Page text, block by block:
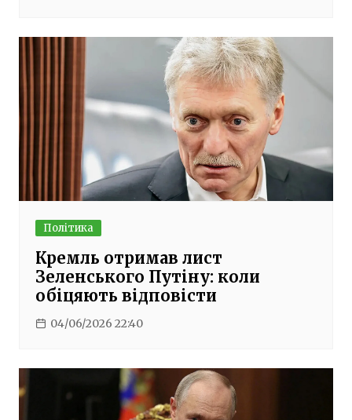
Політика
Кремль отримав лист
Зеленського Путіну: коли
обіцяють відповісти
04/06/2026 22:40